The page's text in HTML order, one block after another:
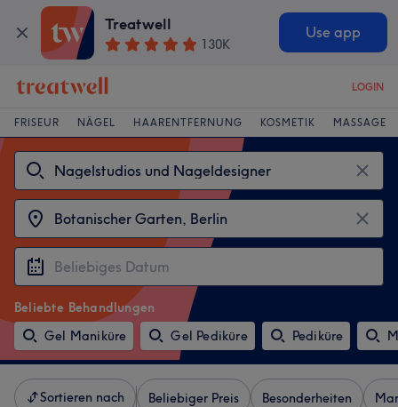
Treatwell
130K
Use app
LOGIN
FRISEUR NÄGEL HAARENTFERNUNG KOSMETIK MASSAGE
Beliebte Behandlungen
Gel Maniküre
Gel Pediküre Pediküre
Sortieren nach Beliebiger Preis Besonderheiten